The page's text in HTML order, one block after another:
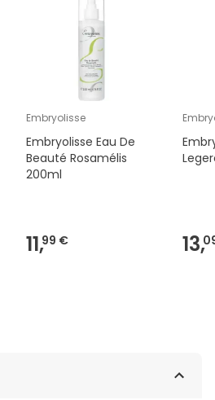
Embryolisse
Embryolisse Eau De
Beauté Rosamélis
200ml
11,99 € 13,